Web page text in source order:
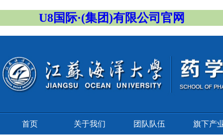
U8国际·(集团)有限公司官网
首页 关于我们 团队队伍 旗下产